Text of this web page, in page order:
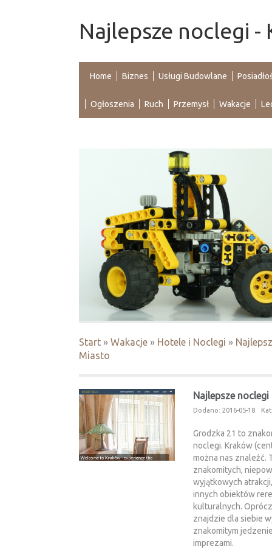
Najlepsze noclegi
Home Biznes Usługi Budowlane
Ogłoszenia Ruch Przemysł Wakacje
Start » Wakacje » Hotele i Noclegi »
Miasto
Najlepsze
Dodano: 2016-05-18
Grodzka 21 to
noclegi. Kraków
można nas znaleźć.
znakomitych,
wyjątkowych
innych obiektów
kulturalnych.
znajdzie dla siebie
znakomitym
imprezami.